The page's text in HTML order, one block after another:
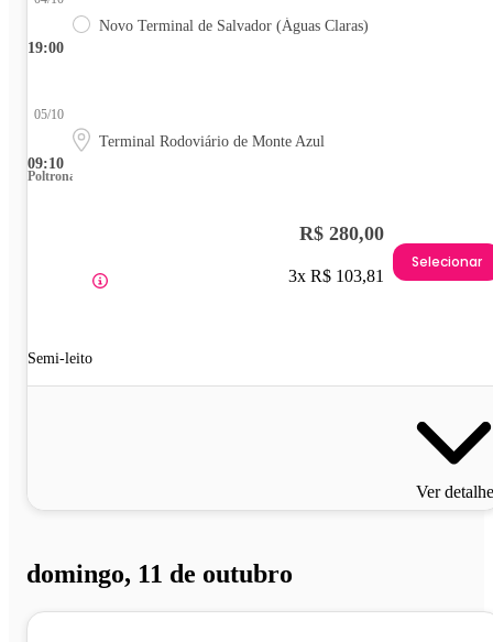
19:00
Novo Terminal de Salvador (Águas Claras)
09:10
05/10
Terminal Rodoviário de Monte Azul
Poltrona
Semi-leito
R$ 280,00
3x R$ 103,81
Selecionar
Ver
domingo, 11 de outubro